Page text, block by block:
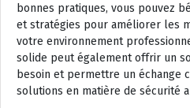
bonnes pratiques, vous pouvez
et stratégies pour améliorer les
votre environnement
solide peut également offrir un
besoin et permettre un échange
solutions en matière de sécurité